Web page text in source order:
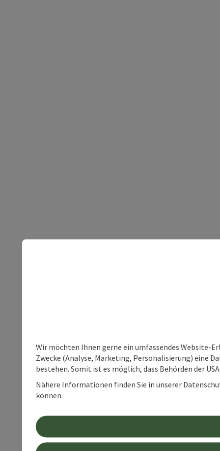
Wir möchten Ihnen gerne ein umfassendes Website-
Zwecke (Analyse, Marketing, Personalisierung) eine
bestehen. Somit ist es möglich, dass Behörden der
Nähere Informationen finden Sie in unserer
können.